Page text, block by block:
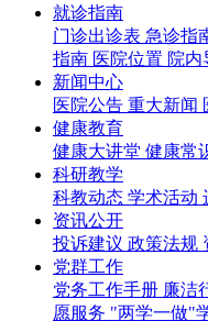
就诊指南
门诊出诊表 急诊指
指南 医院位置 院内
新闻中心
医院公告 重大新闻
健康教育
健康大讲堂 健康常
科研教学
科教动态 学术活动
资讯公开
投诉建议 政策法规
党群工作
党务工作手册 廉洁
愿服务 "两学一做"